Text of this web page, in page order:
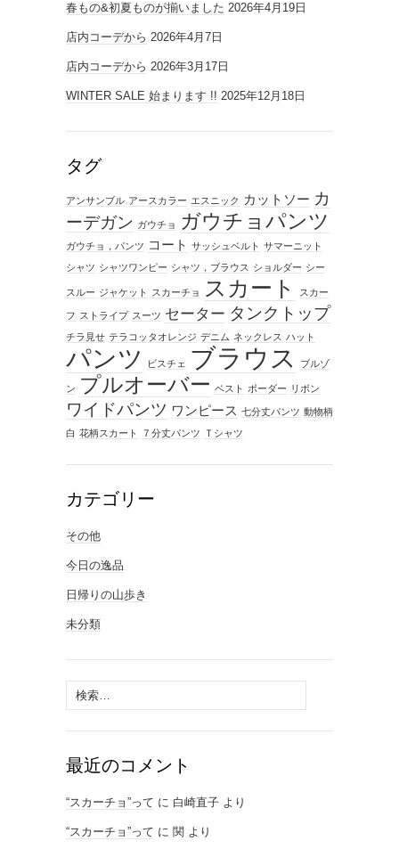
春もの&初夏ものが揃いました 2026年4月19日
店内コーデから 2026年4月7日
店内コーデから 2026年3月17日
WINTER SALE 始まります !! 2025年12月18日
タグ
アンサンブル アースカラー エスニック カットソー カ
ーデガン ガウチョ ガウチョパンツ
ガウチョ，パンツ コート サッシュベルト サマーニット
シャツ シャツワンピー シャツ，ブラウス ショルダー シー
スルー ジャケット スカーチョ スカート スカー
フ ストライプ スーツ セーター タンクトップ
チラ見せ テラコッタオレンジ デニム ネックレス ハット
パンツ ビスチェ ブラウス ブルゾ
ン プルオーバー ベスト ボーダー リボン
ワイドパンツ ワンピース 七分丈パンツ 動物柄
白 花柄スカート ７分丈パンツ Ｔシャツ
カテゴリー
その他
今日の逸品
日帰りの山歩き
未分類
検
索:
最近のコメント
“スカーチョ”って に 白崎直子 より
“スカーチョ”って に 関 より